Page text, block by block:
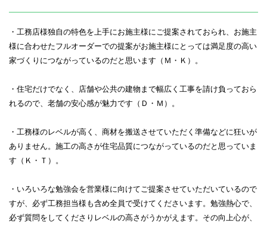
・工務店様独自の特色を上手にお施主様にご提案されておられ、お施主
様に合わせたフルオーダーでの提案がお施主様にとっては満足度の高い
家づくりにつながっているのだと思います（Ｍ・Ｋ）。
・住宅だけでなく、店舗や公共の建物まで幅広く工事を請け負っておら
れるので、老舗の安心感が魅力です（Ｄ・Ｍ）。
・工務様のレベルが高く、商材を搬送させていただく準備などに狂いが
ありません。施工の高さが住宅品質につながっているのだと思っていま
す（Ｋ・Ｔ）。
・いろいろな勉強会を営業様に向けてご提案させていただいているので
すが、必ず工務担当様も含め全員で受けてくださいます。勉強熱心で、
必ず質問をしてくださりレベルの高さがうかがえます。その向上心が、